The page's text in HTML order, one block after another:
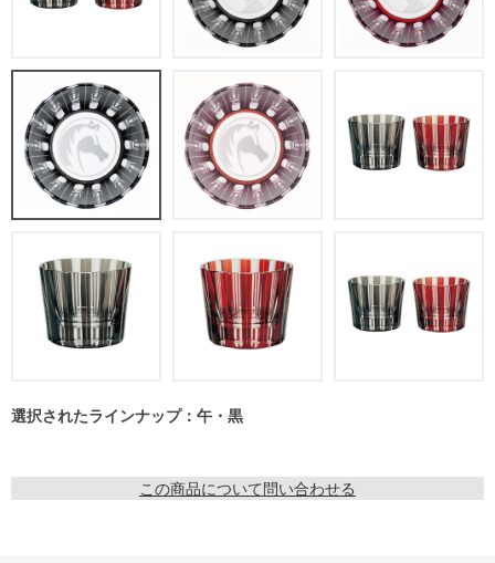
選択されたラインナップ：午・黒
この商品について問い合わせる